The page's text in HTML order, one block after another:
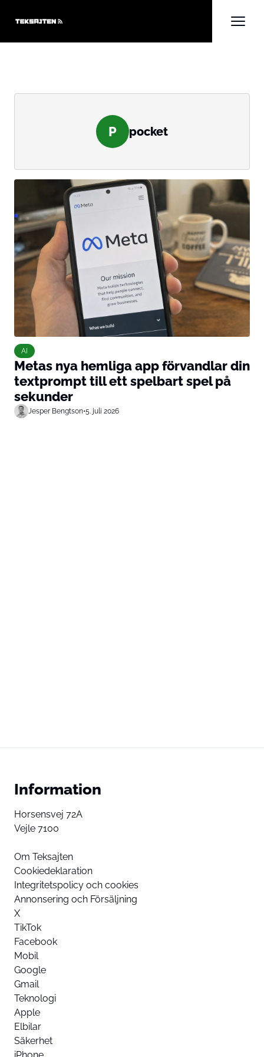
P pocket
AI
Metas nya hemliga app förvandlar din
textprompt till ett spelbart spel på
sekunder
Jesper Bengtson•5. juli 2026
Information
Horsensvej 72A
Vejle 7100
Om Teksajten
Cookiedeklaration
Integritetspolicy och cookies
Annonsering och Försäljning
X
TikTok
Facebook
Mobil
Google
Gmail
Teknologi
Apple
Elbilar
Säkerhet